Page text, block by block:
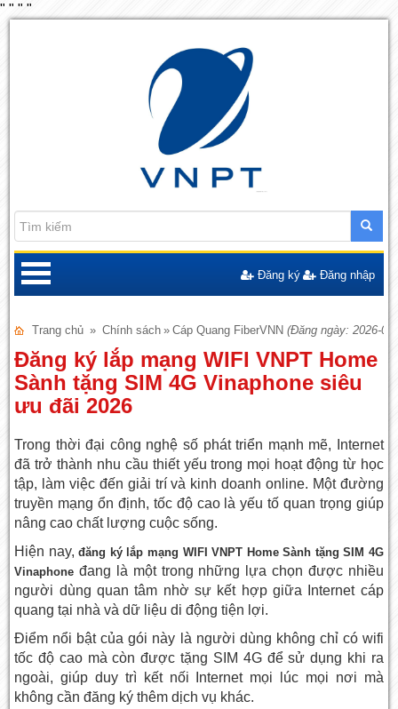
" " " "
Đăng ký Đăng nhập
Trang chủ » Chính sách » Cáp Quang FiberVNN (Đăng ngày: 2026-
Đăng ký lắp mạng WIFI VNPT Home
Sành tặng SIM 4G Vinaphone siêu
ưu đãi 2026
Trong thời đại công nghệ số phát triển mạnh mẽ, Internet
đã trở thành nhu cầu thiết yếu trong mọi hoạt động từ học
tập, làm việc đến giải trí và kinh doanh online. Một đường
truyền mạng ổn định, tốc độ cao là yếu tố quan trọng giúp
nâng cao chất lượng cuộc sống.
Hiện nay,đăng ký lắp mạng WIFI VNPT Home Sành tặng SIM 4G
Vinaphone đang là một trong những lựa chọn được nhiều
người dùng quan tâm nhờ sự kết hợp giữa Internet cáp
quang tại nhà và dữ liệu di động tiện lợi.
Điểm nổi bật của gói này là người dùng không chỉ có wifi
tốc độ cao mà còn được tặng SIM 4G để sử dụng khi ra
ngoài, giúp duy trì kết nối Internet mọi lúc mọi nơi mà
không cần đăng ký thêm dịch vụ khác.